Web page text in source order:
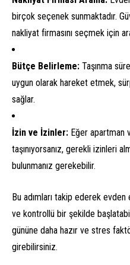
birçok seçenek sunmaktadır.
nakliyat firmasını seçmek için
Bütçe Belirleme: Taşınma
uygun olarak hareket etmek,
sağlar.
İzin ve İzinler: Eğer apartman
taşınıyorsanız, gerekli izinleri
bulunmanız gerekebilir.
Bu adımları takip ederek
ve kontrollü bir şekilde
gününe daha hazır ve stres
girebilirsiniz.